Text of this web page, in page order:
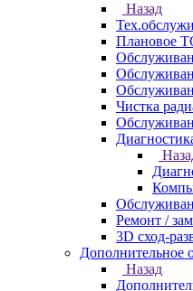
Назад
Плановое
Чистка
Ремонт /
3D сход-
Дополнительное
Назад